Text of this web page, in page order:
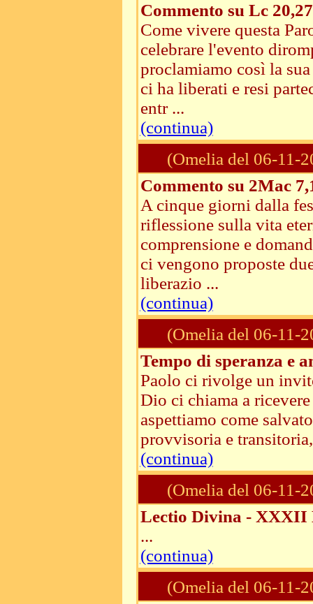
Commento su Lc
Come vivere questa
celebrare l'evento
proclamiamo così la
ci ha liberati e resi
entr ...
(continua)
(Omelia del 06-11-
Commento su 2Mac
A cinque giorni dalla
riflessione sulla vita
comprensione e
ci vengono proposte
liberazio ...
(continua)
(Omelia del 06-11-
Tempo di speranza e
Paolo ci rivolge un
Dio ci chiama a
aspettiamo come
provvisoria e
(continua)
(Omelia del 06-11-
Lectio Divina - XXXII
...
(continua)
(Omelia del 06-11-